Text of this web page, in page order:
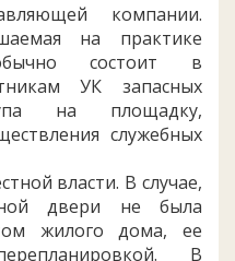
компании.
на практике
состоит в
УК запасных
на площадку,
служебных
власти. В случае,
двери не была
жилого дома, ее
В